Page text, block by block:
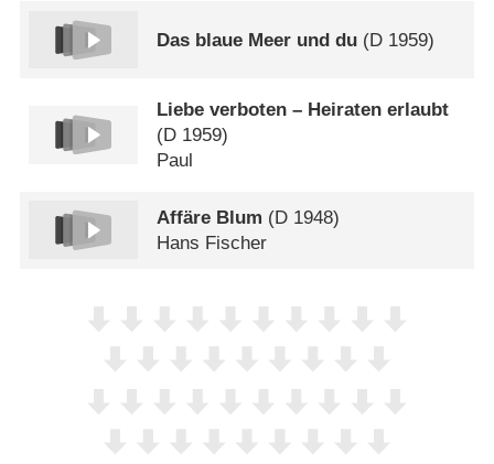
Das blaue Meer und du (D 1959)
Liebe verboten – Heiraten erlaubt
(D 1959)
Paul
Affäre Blum (D 1948)
Hans Fischer